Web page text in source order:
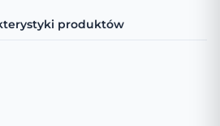
produktów